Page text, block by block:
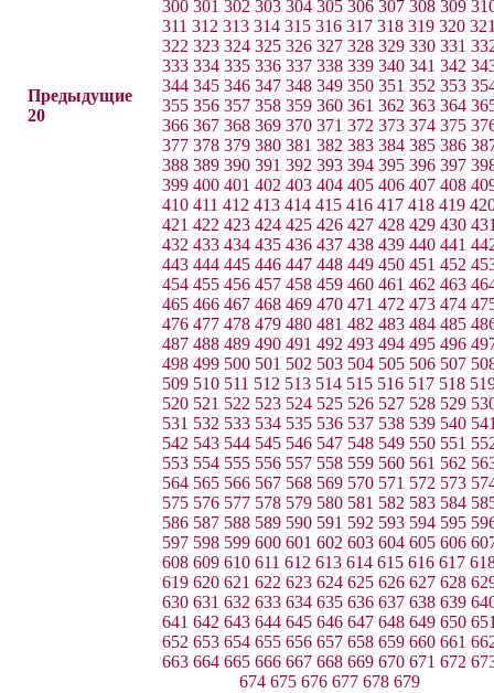
Предыдущие
20
300 301 302 303 304 305 306 307 308 309
311 312 313 314 315 316 317 318 319 320
322 323 324 325 326 327 328 329 330 331
333 334 335 336 337 338 339 340 341 342
344 345 346 347 348 349 350 351 352 353
355 356 357 358 359 360 361 362 363 364
366 367 368 369 370 371 372 373 374 375
377 378 379 380 381 382 383 384 385 386
388 389 390 391 392 393 394 395 396 397
399 400 401 402 403 404 405 406 407 408
410 411 412 413 414 415 416 417 418 419
421 422 423 424 425 426 427 428 429 430
432 433 434 435 436 437 438 439 440 441
443 444 445 446 447 448 449 450 451 452
454 455 456 457 458 459 460 461 462 463
465 466 467 468 469 470 471 472 473 474
476 477 478 479 480 481 482 483 484 485
487 488 489 490 491 492 493 494 495 496
498 499 500 501 502 503 504 505 506 507
509 510 511 512 513 514 515 516 517 518
520 521 522 523 524 525 526 527 528 529
531 532 533 534 535 536 537 538 539 540
542 543 544 545 546 547 548 549 550 551
553 554 555 556 557 558 559 560 561 562
564 565 566 567 568 569 570 571 572 573
575 576 577 578 579 580 581 582 583 584
586 587 588 589 590 591 592 593 594 595
597 598 599 600 601 602 603 604 605 606
608 609 610 611 612 613 614 615 616 617
619 620 621 622 623 624 625 626 627 628
630 631 632 633 634 635 636 637 638 639
641 642 643 644 645 646 647 648 649 650
652 653 654 655 656 657 658 659 660 661
663 664 665 666 667 668 669 670 671 672
674 675 676 677 678 679